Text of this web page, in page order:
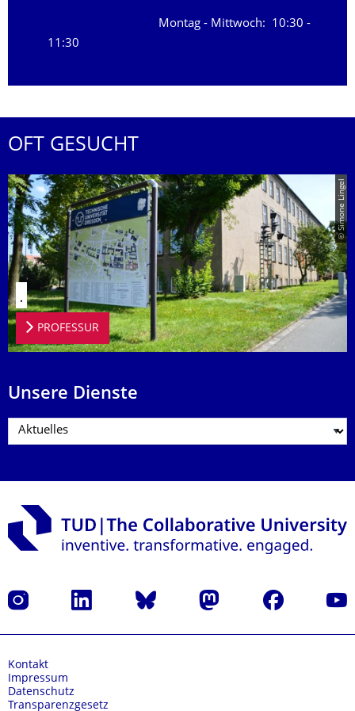
Montag - Mittwoch: 10:30 -
11:30
OFT GESUCHT
© Simone Lingel
.
PROFESSUR
Unsere Dienste
Instagram LinkedIn Bluesky Mastodon Facebook
Kontakt
Impressum
Datenschutz
Transparenzgesetz